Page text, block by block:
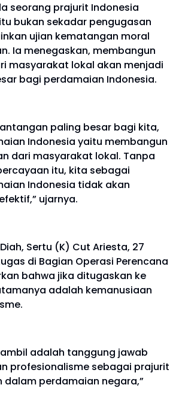
seorang prajurit Indonesia
bukan sekadar pengugasan
ujian kematangan moral
Ia menegaskan, membangun
masyarakat lokal akan menjadi
bagi perdamaian Indonesia.
paling besar bagi kita,
Indonesia yaitu membangun
dari masyarakat lokal. Tanpa
itu, kita sebagai
Indonesia tidak akan
ujarnya.
Sertu (K) Cut Ariesta, 27
di Bagian Operasi Perencana
bahwa jika ditugaskan ke
adalah kemanusiaan
adalah tanggung jawab
profesionalisme sebagai prajurit
perdamaian negara,”